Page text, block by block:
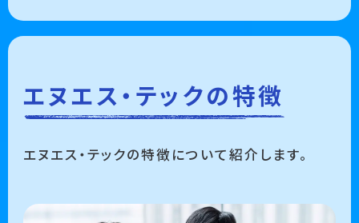
エヌエス・テックの特徴
エヌエス・テックの特徴について紹介します。